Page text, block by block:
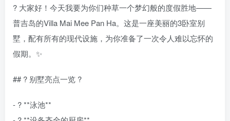
? 大家好！今天我要为你们种草一个梦幻般的度假胜地——
普吉岛的Villa Mai Mee Pan Ha。这是一座美丽的3卧室别
墅，配有所有的现代设施，为你准备了一次令人难以忘怀的
假期。✨
## ? 别墅亮点一览 ?
- ? **泳池**